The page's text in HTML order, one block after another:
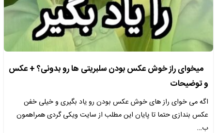
میخوای راز خوش عکس بودن سلبریتی ها رو بدونی؟ + عکس
و توضیحات
اگه می خوای راز های خوش عکس بودن رو یاد بگیری و خیلی خفن
عکس بندازی حتما تا پایان این مطلب از سایت ویکی گردی همراهمون
ب…